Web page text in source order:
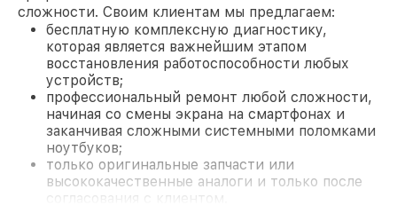
сложности. Своим клиентам мы предлагаем:
бесплатную комплексную диагностику,
которая является важнейшим этапом
восстановления работоспособности любых
устройств;
профессиональный ремонт любой сложности,
начиная со смены экрана на смартфонах и
заканчивая сложными системными поломками
ноутбуков;
только оригинальные запчасти или
высококачественные аналоги и только после
согласования с клиентом.